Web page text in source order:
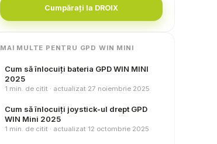
Cumpărați la DROIX
MAI MULTE PENTRU GPD WIN MINI
Cum să înlocuiți bateria GPD WIN MINI
2025
1 min. de citit · actualizat 27 noiembrie 2025
Cum să înlocuiți joystick-ul drept GPD
WIN Mini 2025
1 min. de citit · actualizat 12 octombrie 2025